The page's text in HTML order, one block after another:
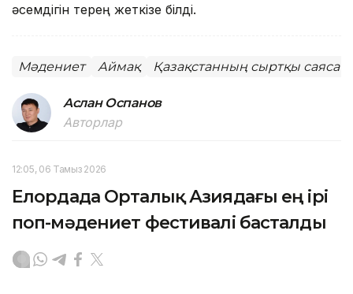
әсемдігін терең жеткізе білді.
Мәдениет Аймақ Қазақстанның сыртқы
Аслан Оспанов
Авторлар
12:05, 06 Тамыз 2026
Елордада Орталық Азиядағы ең ірі
поп-мәдениет фестивалі басталды